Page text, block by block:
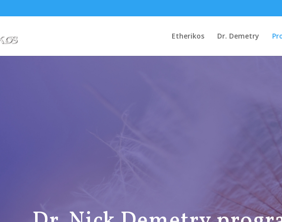
Etherikos Dr. Demetry